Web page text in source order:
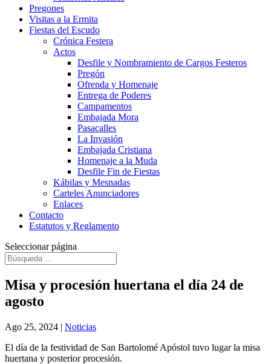
Pregones
Visitas a la Ermita
Fiestas del Escudo
Crónica Festera
Actos
Desfile y Nombramiento de Cargos Festeros
Pregón
Ofrenda y Homenaje
Entrega de Poderes
Campamentos
Embajada Mora
Pasacalles
La Invasión
Embajada Cristiana
Homenaje a la Muda
Desfile Fin de Fiestas
Kábilas y Mesnadas
Carteles Anunciadores
Enlaces
Contacto
Estatutos y Reglamento
Seleccionar página
Misa y procesión huertana el día 24 de
agosto
Ago 25, 2024 | Noticias
El día de la festividad de San Bartolomé Apóstol tuvo lugar la misa
huertana y posterior procesión.